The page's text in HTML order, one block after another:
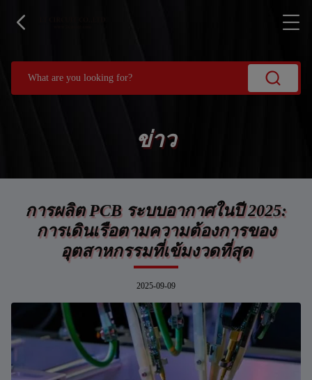
ข่าว
การผลิต PCB ระบบอากาศในปี 2025:
การเดินเรือตามความต้องการของ
อุตสาหกรรมที่เข้มงวดที่สุด
2025-09-09